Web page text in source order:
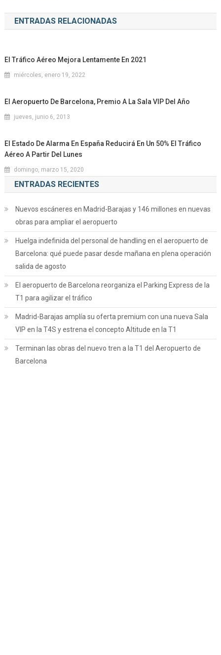
ENTRADAS RELACIONADAS
El Tráfico Aéreo Mejora Lentamente En 2021
miércoles, enero 19, 2022
El Aeropuerto De Barcelona, Premio A La Sala VIP Del Año
jueves, junio 6, 2013
El Estado De Alarma En España Reducirá En Un 50% El Tráfico
Aéreo A Partir Del Lunes
domingo, marzo 15, 2020
ENTRADAS RECIENTES
Nuevos escáneres en Madrid-Barajas y 146 millones en nuevas
obras para ampliar el aeropuerto
Huelga indefinida del personal de handling en el aeropuerto de
Barcelona: qué puede pasar desde mañana en plena operación
salida de agosto
El aeropuerto de Barcelona reorganiza el Parking Express de la
T1 para agilizar el tráfico
Madrid-Barajas amplía su oferta premium con una nueva Sala
VIP en la T4S y estrena el concepto Altitude en la T1
Terminan las obras del nuevo tren a la T1 del Aeropuerto de
Barcelona